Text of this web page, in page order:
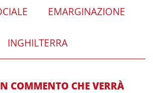
EMARGINAZIONE
INGHILTERRA
COMMENTO CHE VERRÀ